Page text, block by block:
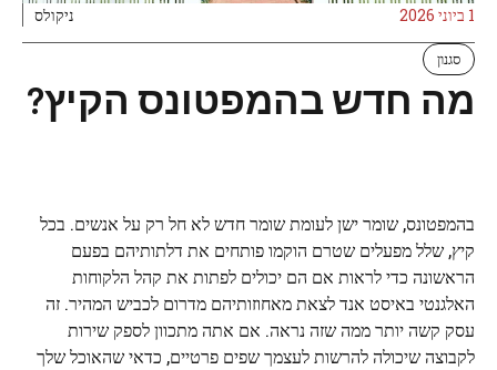
1 ביוני 2026 ניקולס
סגנון
מה חדש בהמפטונס הקיץ?
בהמפטונס, שומר ישן לעומת שומר חדש לא חל רק על אנשים. בכל
קיץ, שלל מפעלים שטרם הוקמו פותחים את דלתותיהם בפעם
הראשונה כדי לראות אם הם יכולים לפתות את קהל הלקוחות
האלגנטי באיסט אנד לצאת מאחוזותיהם מדרום לכביש המהיר. זה
עסק קשה יותר ממה שזה נראה. אם אתה מתכוון לספק שירות
לקבוצה שיכולה להרשות לעצמך שפים פרטיים, כדאי שהאוכל שלך